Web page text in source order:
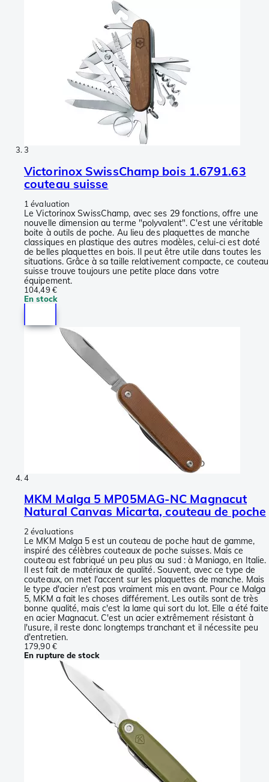
3
Victorinox SwissChamp bois 1.6791.63
couteau suisse
1 évaluation
Le Victorinox SwissChamp, avec ses 29 fonctions, offre une
nouvelle dimension au terme "polyvalent". C'est une véritable
boite à outils de poche. Au lieu des plaquettes de manche
classiques en plastique des autres modèles, celui-ci est doté
de belles plaquettes en bois. Il peut être utile dans toutes les
situations. Grâce à sa taille relativement compacte, ce couteau
suisse trouve toujours une petite place dans votre
équipement.
104,49 €
En stock
4
MKM Malga 5 MP05MAG-NC Magnacut
Natural Canvas Micarta, couteau de poche
2 évaluations
Le MKM Malga 5 est un couteau de poche haut de gamme,
inspiré des célèbres couteaux de poche suisses. Mais ce
couteau est fabriqué un peu plus au sud : à Maniago, en Italie.
Il est fait de matériaux de qualité. Souvent, avec ce type de
couteaux, on met l'accent sur les plaquettes de manche. Mais
le type d'acier n'est pas vraiment mis en avant. Pour ce Malga
5, MKM a fait les choses différement. Les outils sont de très
bonne qualité, mais c'est la lame qui sort du lot. Elle a été faite
en acier Magnacut. C'est un acier extrêmement résistant à
l'usure, il reste donc longtemps tranchant et il nécessite peu
d'entretien.
179,90 €
En rupture de stock